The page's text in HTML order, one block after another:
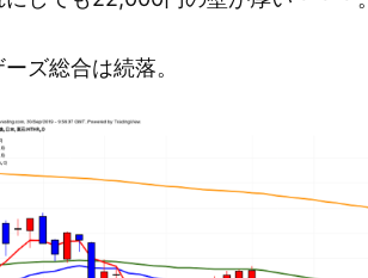
ズ総合は続落。